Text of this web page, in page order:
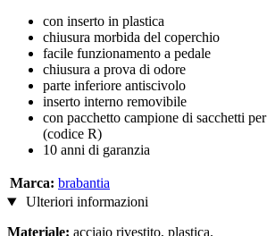
con inserto in plastica
chiusura morbida del coperchio
facile funzionamento a pedale
chiusura a prova di odore
parte inferiore antiscivolo
inserto interno removibile
con pacchetto campione di sacchetti
(codice R)
10 anni di garanzia
Marca: brabantia
Ulteriori informazioni
Materiale: acciaio rivestito, plastica.